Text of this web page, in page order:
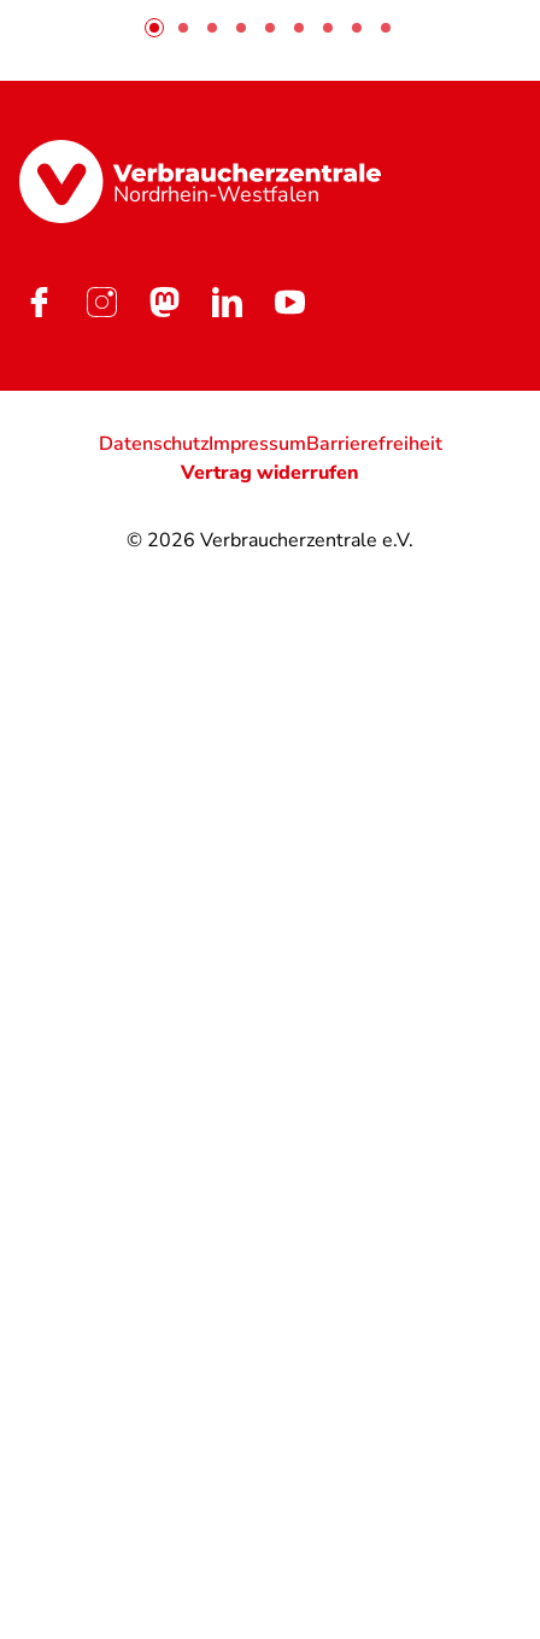
Nordrhein-Westfalen
© 2026 Verbraucherzentrale e.V.
DatenschutzImpressumBarrierefreiheit
Vertrag widerrufen